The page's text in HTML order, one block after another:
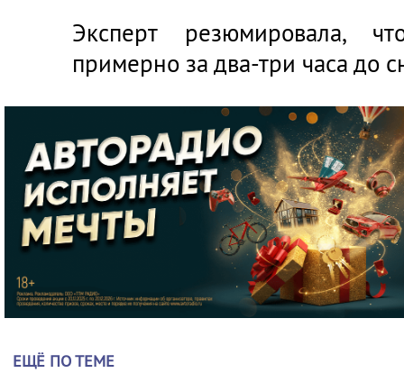
Эксперт резюмировала,
примерно за два-три часа до
ЕЩЁ ПО ТЕМЕ